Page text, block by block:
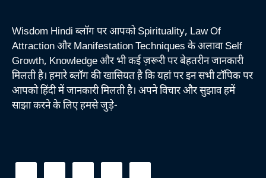
Wisdom Hindi ब्लॉग पर आपको Spirituality, Law Of
Attraction और Manifestation Techniques के अलावा Self
Growth, Knowledge और भी कई ज़रूरी पर बेहतरीन जानकारी
मिलती है। हमारे ब्लॉग की खासियत है कि यहां पर इन सभी टॉपिक पर
आपको हिंदी में जानकारी मिलती है। अपने विचार और सुझाव हमें
साझा करने के लिए हमसे जुड़े-